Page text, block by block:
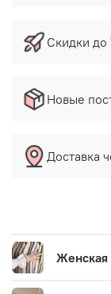
Скидки до
Новые
Доставка